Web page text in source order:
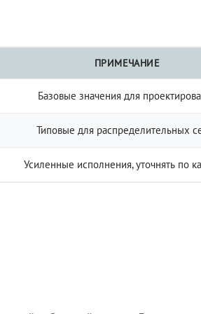
ПРИМЕЧАНИЕ
Базовые значения для
Типовые для распределительных
Усиленные исполнения, уточнять по